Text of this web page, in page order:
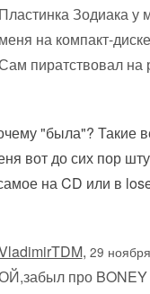
Пластинка Зодиака у
меня на компакт-
пиратствовал на
"была"? Такие
вот до сих пор
на CD или в
, 29
про BONEY